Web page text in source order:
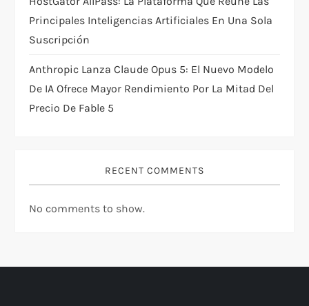
Principales Inteligencias Artificiales En Una Sola
Suscripción
Anthropic Lanza Claude Opus 5: El Nuevo Modelo
De IA Ofrece Mayor Rendimiento Por La Mitad Del
Precio De Fable 5
RECENT COMMENTS
No comments to show.